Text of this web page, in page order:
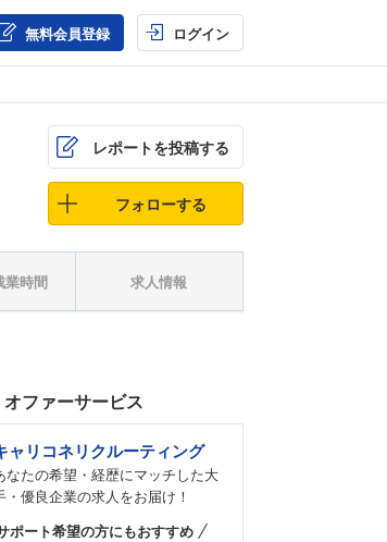
無料会員登録 ログイン
レポートを投稿する
フォローする
業時間 求人情報
ファーサービス
ャリコネリクルーティング
なたの希望・経歴にマッチした大
・優良企業の求人をお届け！
ポート希望の方にもおすすめ